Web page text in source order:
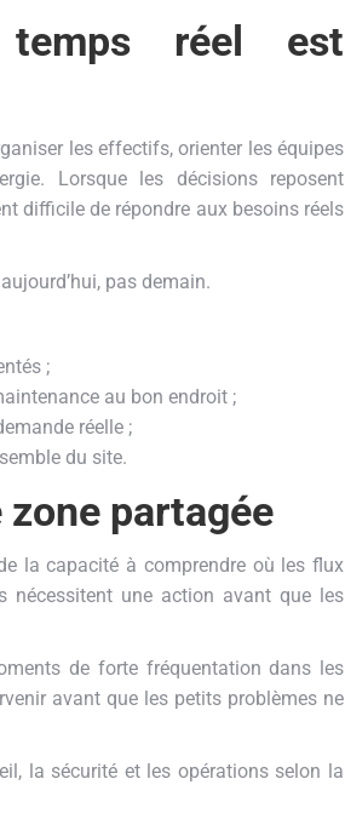
réel est
les effectifs, orienter les équipes
Lorsque les décisions reposent
difficile de répondre aux besoins réels
pas demain.
;
au bon endroit ;
réelle ;
du site.
zone partagée
la capacité à comprendre où les flux
nécessitent une action avant que les
de forte fréquentation dans les
avant que les petits problèmes ne
la sécurité et les opérations selon la